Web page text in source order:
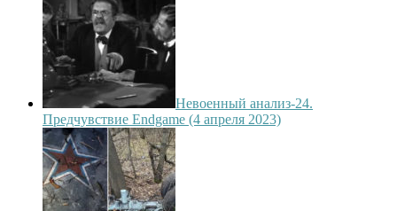
Невоенный анализ-24.
Предчувствие Endgame (4 апреля 2023)